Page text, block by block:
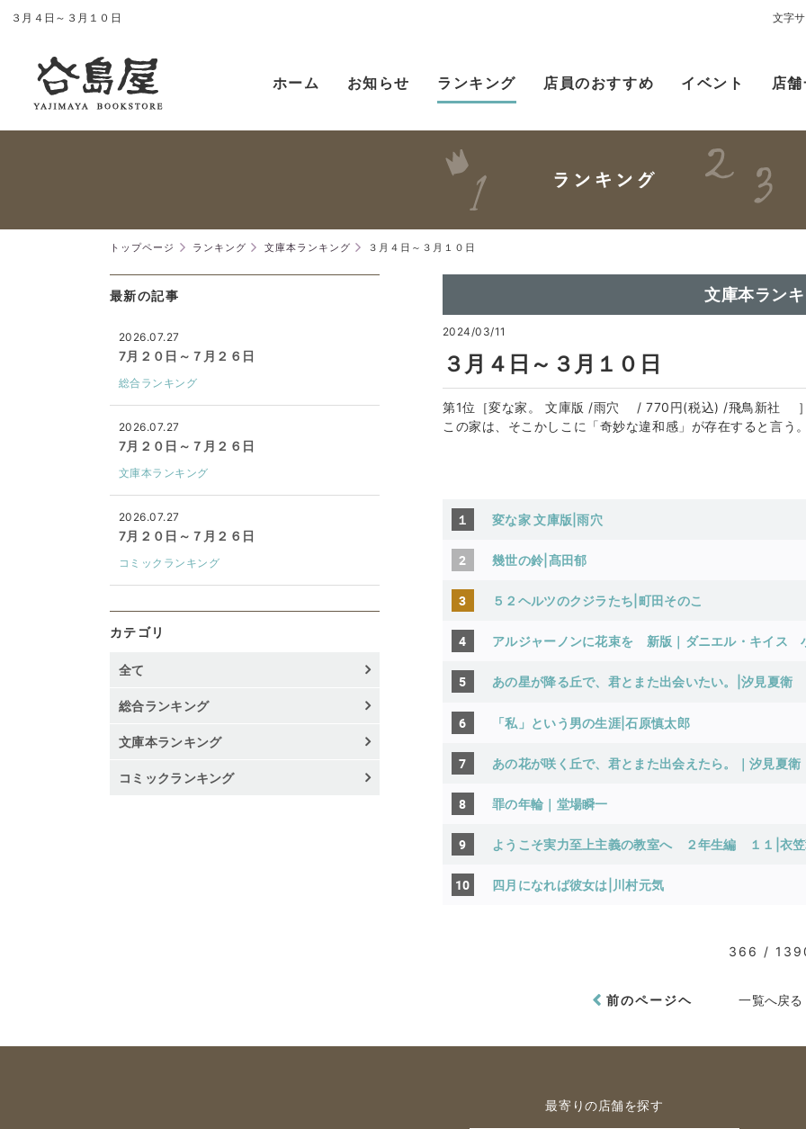
３月４日～３月１０日 文字
ホーム お知らせ ランキング 店員のおすすめ イベント 店
トップページ ランキング 文庫本ランキング ３月４日～３月１０日
文庫本ラン
2024/03/11
３月４日～３月１０日
第1位［変な家。 文庫版 /雨穴 / 770円(税込) /飛鳥新社 ］
この家は、そこかしこに「奇妙な違和感」が存在すると言う。
１ 変な家 文庫版|雨穴
2 幾世の鈴|髙田郁
3 ５２ヘルツのクジラたち|町田そのこ
4 アルジャーノンに花束を 新版｜ダニエル・キイス
5 あの星が降る丘で、君とまた出会いたい。|汐見夏衛
6 「私」という男の生涯|石原慎太郎
7 あの花が咲く丘で、君とまた出会えたら。｜汐見夏衛
8 罪の年輪｜堂場瞬一
9 ようこそ実力至上主義の教室へ ２年生編 １１|衣
10 四月になれば彼女は|川村元気
366 /
前のページヘ 一覧へ戻る
最新の記事
2026.07.27
7月２０日～７月２６日
総合ランキング
2026.07.27
7月２０日～７月２６日
文庫本ランキング
2026.07.27
7月２０日～７月２６日
コミックランキング
カテゴリ
全て
総合ランキング
文庫本ランキング
コミックランキング
最寄りの店舗を探す